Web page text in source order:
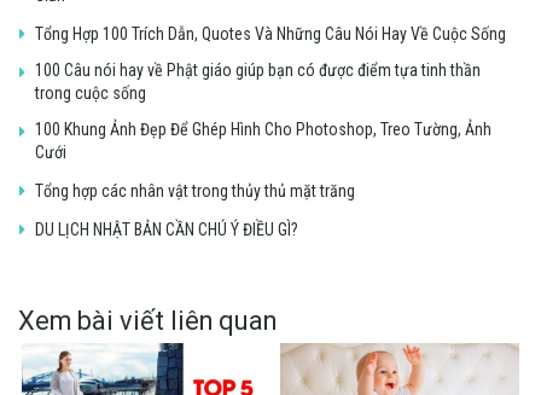
Tổng Hợp 100 Trích Dẫn, Quotes Và Những Câu Nói Hay Về Cuộc Sống
100 Câu nói hay về Phật giáo giúp bạn có được điểm tựa tinh thần
trong cuộc sống
100 Khung Ảnh Đẹp Để Ghép Hình Cho Photoshop, Treo Tường, Ảnh
Cưới
Tổng hợp các nhân vật trong thủy thủ mặt trăng
DU LỊCH NHẬT BẢN CẦN CHÚ Ý ĐIỀU GÌ?
Xem bài viết liên quan